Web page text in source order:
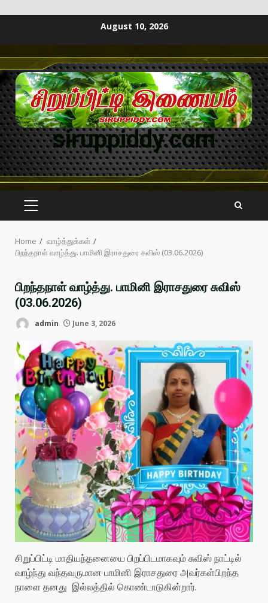
August 10, 2026
siruppiddy.com
Home
வாழ்த்துக்கள்
பிறந்தநாள் வாழ்த்து. பாமினி இராசதுரை சுவிஸ் (03.06.2026)
பிறந்தநாள் வாழ்த்து. பாமினி இராசதுரை சுவிஸ்
(03.06.2026)
admin June 3, 2026
சிறுப்பிட்டி மாதியந்தனையை பிறப்பிடமாகவும் சுவிஸ் நாட்டில்
வாழ்ந்து வந்தவருமான பாமினி இராசதுரை அவர்கள்பிறந்த
நாளை தனது இல்லத்தில் கொண்டாடுகின்றார்.